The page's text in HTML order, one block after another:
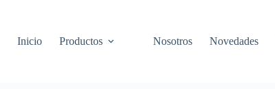
Inicio Productos Nosotros Novedades